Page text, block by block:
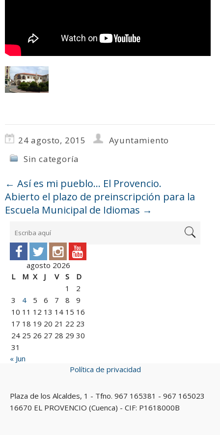
24 agosto, 2015
Ayuntamiento
Sin categoría
← Así es mi pueblo… El Provencio.
Abierto el plazo de preinscripción para la
Escuela Municipal de Idiomas →
agosto 2026
L
M X J V S
D
1
2
3
4 5 6 7 8
9
10 11 12 13 14 15 16
17 18 19 20 21 22 23
24 25 26 27 28 29 30
31
« Jun
Política de privacidad
Plaza de los Alcaldes, 1 - Tfno. 967 165381 - 967 165023
16670 EL PROVENCIO (Cuenca) - CIF: P1618000B